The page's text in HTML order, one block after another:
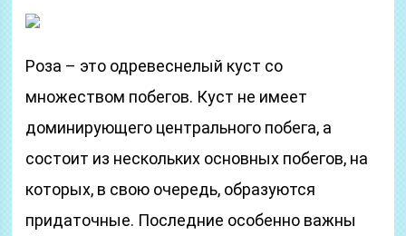
Роза – это одревеснелый куст со
множеством побегов. Куст не имеет
доминирующего центрального побега, а
состоит из нескольких основных побегов, на
которых, в свою очередь, образуются
придаточные. Последние особенно важны